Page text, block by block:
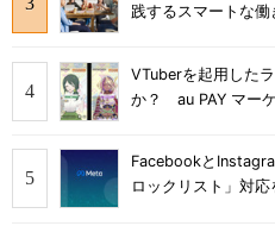
践するスマートな働
VTuberを起用した
か？ au PAY マー
Facebookと
ロックリスト」対応